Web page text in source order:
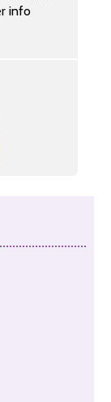
info